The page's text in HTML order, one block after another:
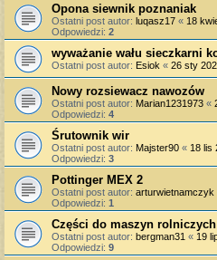
Opona siewnik poznaniak
Ostatni post autor: luqasz17 « 18
Odpowiedzi: 2
wyważanie wału sieczkarni
Ostatni post autor: Esiok « 26 sty
Nowy rozsiewacz nawozów
Ostatni post autor: Marian1231973 «
Odpowiedzi: 4
Śrutownik wir
Ostatni post autor: Majster90 « 18 lis
Odpowiedzi: 3
Pottinger MEX 2
Ostatni post autor: arturwietnamczyk
Odpowiedzi: 1
Części do maszyn
Ostatni post autor: bergman31 « 19
Odpowiedzi: 9